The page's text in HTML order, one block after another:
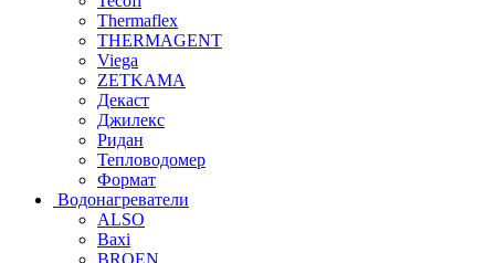
Thermaflex
THERMAGENT
Viega
ZETKAMA
Декаст
Джилекс
Ридан
Тепловодомер
Формат
Водонагреватели
ALSO
Baxi
BROEN